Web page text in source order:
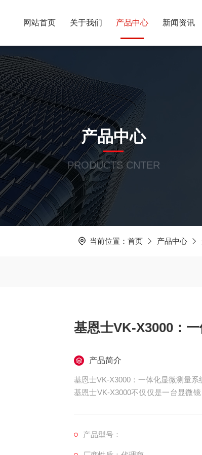
网站首页 关于我们 产品中心 新闻资讯
产品中心
PRODUCTS CNTER
当前位置： 首页 产品中心
基恩士VK-X3000：
产品简介
基恩士VK-X3000：一体化显微测量系
基恩士VK-X3000不仅仅是一台显微
产品型号：